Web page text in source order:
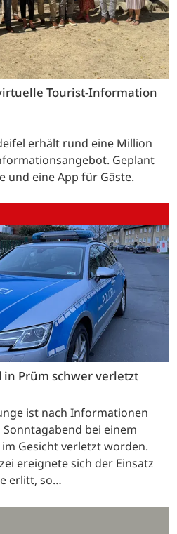
Tourist-Information
erhält rund eine Million
Geplant
und eine App für Gäste.
Prüm schwer verletzt
ist nach Informationen
bei einem
Gesicht verletzt worden.
ereignete sich der Einsatz
erlitt, so…